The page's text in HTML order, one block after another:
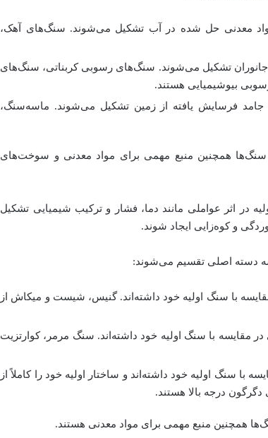
معدنی حل شده در آب تشکیل می‌شوند. سنگ‌های آهک،
و جانوران تشکیل می‌شوند. سنگ‌های رسوبی کربناتی، سنگ‌های
بیوشیمیایی هستند.
فرسایش یافته از زمین تشکیل می‌شوند. ماسه‌سنگ،
همچنین منبع مهمی برای مواد معدنی و سوخت‌های
در اثر عواملی مانند دما، فشار و ترکیب شیمیایی تشکیل
و کوه‌زایی ایجاد شوند.
دسته اصلی تقسیم می‌شوند:
با سنگ اولیه خود داشته‌اند. گنیس، شیست و میکاش از
در مقایسه با سنگ اولیه خود داشته‌اند. سنگ مرمر، کوارتزیت
با سنگ اولیه خود داشته‌اند و ساختار اولیه خود را کاملاً از
درجه بالا هستند.
همچنین منبع مهمی برای مواد معدنی هستند.